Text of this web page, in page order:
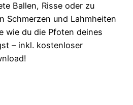
Ballen, Risse oder zu
Schmerzen und Lahmheiten
wie du die Pfoten deines
– inkl. kostenloser